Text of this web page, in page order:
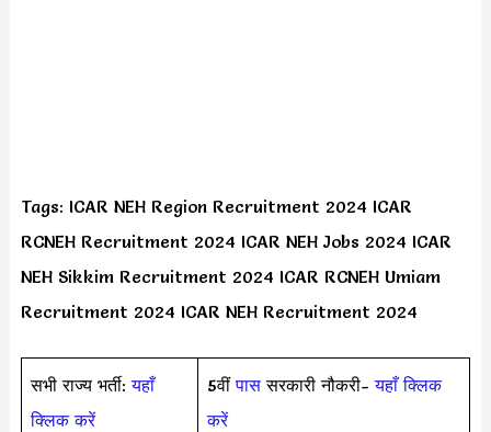
Tags: ICAR NEH Region Recruitment 2024 ICAR
RCNEH Recruitment 2024 ICAR NEH Jobs 2024 ICAR
NEH Sikkim Recruitment 2024 ICAR RCNEH Umiam
Recruitment 2024 ICAR NEH Recruitment 2024
सभी राज्य भर्ती:यहाँ
क्लिक करें
5वींपाससरकारी नौकरी-यहाँ क्लिक
करें